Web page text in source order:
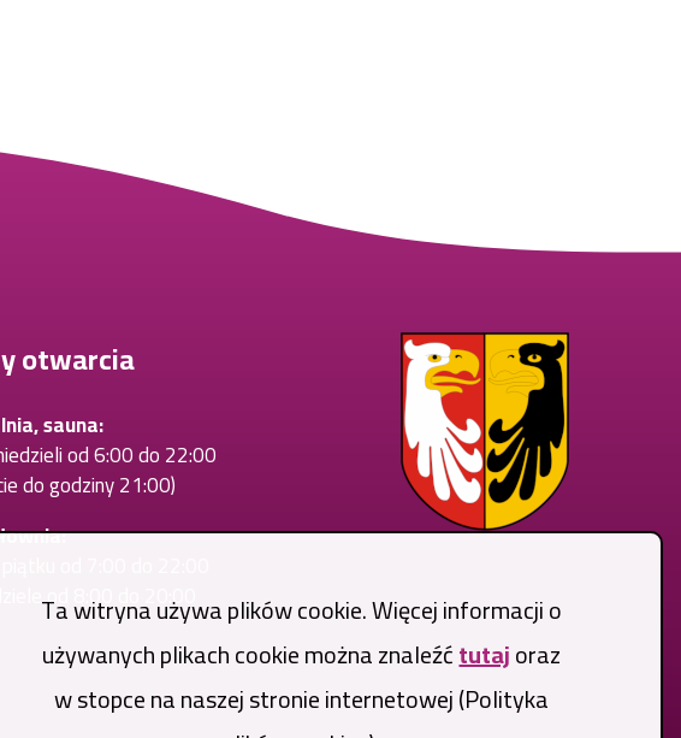
otwarcia
sauna:
od 6:00 do 22:00
do godziny 21:00)
od 7:00 do 22:00
od 8:00 do 20:00
Ta witryna używa plików cookie. Więcej informacji o
używanych plikach cookie można znaleźćtutajoraz
w stopce na naszej stronie internetowej (Polityka